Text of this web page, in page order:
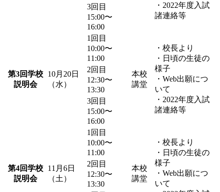
・2022年度入試
諸連絡等
3回目
15:00〜
16:00
第3回学校
説明会
10月20日
（水）
1回目
10:00〜
11:00
本校
講堂
・校長より
・日頃の生徒の
様子
・Web出願につ
いて
・2022年度入試
諸連絡等
2回目
12:30〜
13:30
3回目
15:00〜
16:00
第4回学校
説明会
11月6日
（土）
1回目
10:00〜
11:00
本校
講堂
・校長より
・日頃の生徒の
様子
・Web出願につ
いて
2回目
12:30〜
13:30